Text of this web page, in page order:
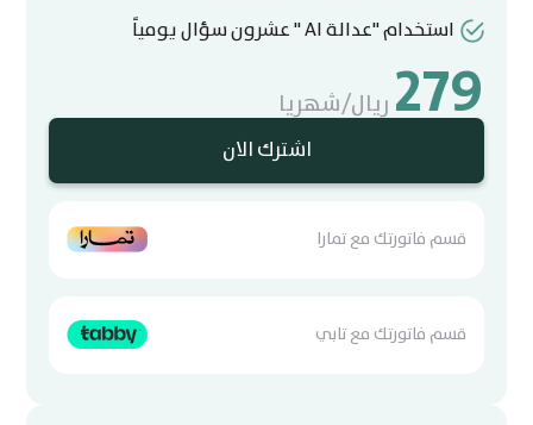
استخدام "عدالة AI " عشرون سؤال يومياً
279ريال/شهريا
اشترك الان
قسم فاتورتك مع تمارا
قسم فاتورتك مع تابي